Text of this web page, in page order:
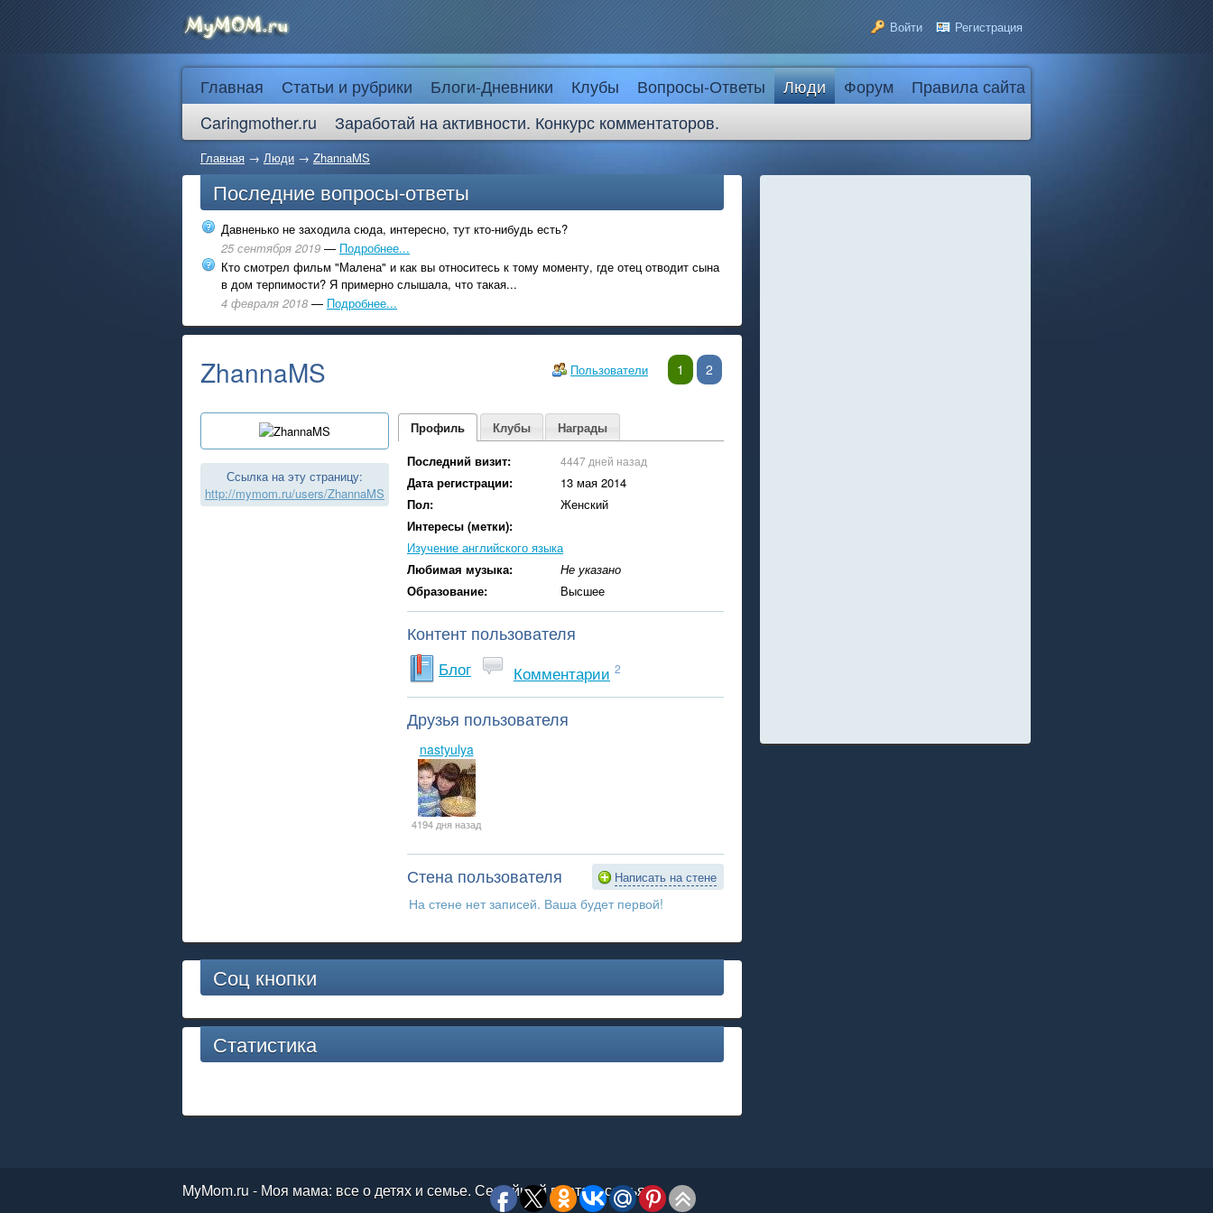
Войти Регистрация
Главная Статьи и рубрики Блоги-Дневники Клубы Вопросы-Ответы Люди Форум
Правила сайта
Caringmother.ru
Заработай на активности. Конкурс комментаторов.
Главная → Люди → ZhannaMS
Последние вопросы-ответы
Давненько не заходила сюда, интересно, тут кто-нибудь есть?
25 сентября 2019 — Подробнее...
Кто смотрел фильм "Малена" и как вы относитесь к тому моменту, где отец отводит сына
в дом терпимости? Я примерно слышала, что такая...
4 февраля 2018 — Подробнее...
1 2
Пользователи
ZhannaMS
Ссылка на эту страницу:
http://mymom.ru/users/ZhannaMS
Профиль Клубы
Награды
Последний визит:
4447 дней назад
Дата регистрации:
13 мая 2014
Пол:
Женский
Интересы (метки):
Изучение английского языка
Любимая музыка:
Не указано
Образование:
Высшее
Контент пользователя
Блог Комментарии 2
Друзья пользователя
nastyulya
4194 дня назад
Стена пользователя Написать на стене
На стене нет записей. Ваша будет первой!
Соц кнопки
Статистика
MyMom.ru - Моя мама: все о детях и семье. Семейный портал: семья,